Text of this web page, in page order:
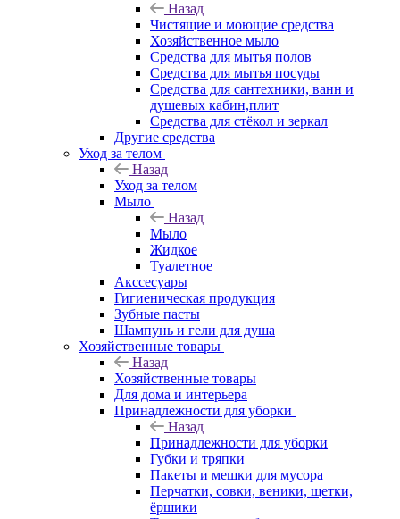
Назад
Чистящие и моющие средства
Хозяйственное мыло
Средства для мытья полов
Средства для мытья посуды
Средства для сантехники, ванн и
душевых кабин,плит
Средства для стёкол и зеркал
Другие средства
Уход за телом
Назад
Уход за телом
Мыло
Назад
Мыло
Жидкое
Туалетное
Акссесуары
Гигиеническая продукция
Зубные пасты
Шампунь и гели для душа
Хозяйственные товары
Назад
Хозяйственные товары
Для дома и интерьера
Принадлежности для уборки
Назад
Принадлежности для уборки
Губки и тряпки
Пакеты и мешки для мусора
Перчатки, совки, веники, щетки,
ёршики